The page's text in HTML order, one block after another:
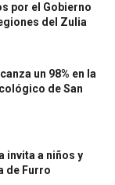
por el Gobierno
del Zulia
un 98% en la
de San
invita a niños y
de Furro